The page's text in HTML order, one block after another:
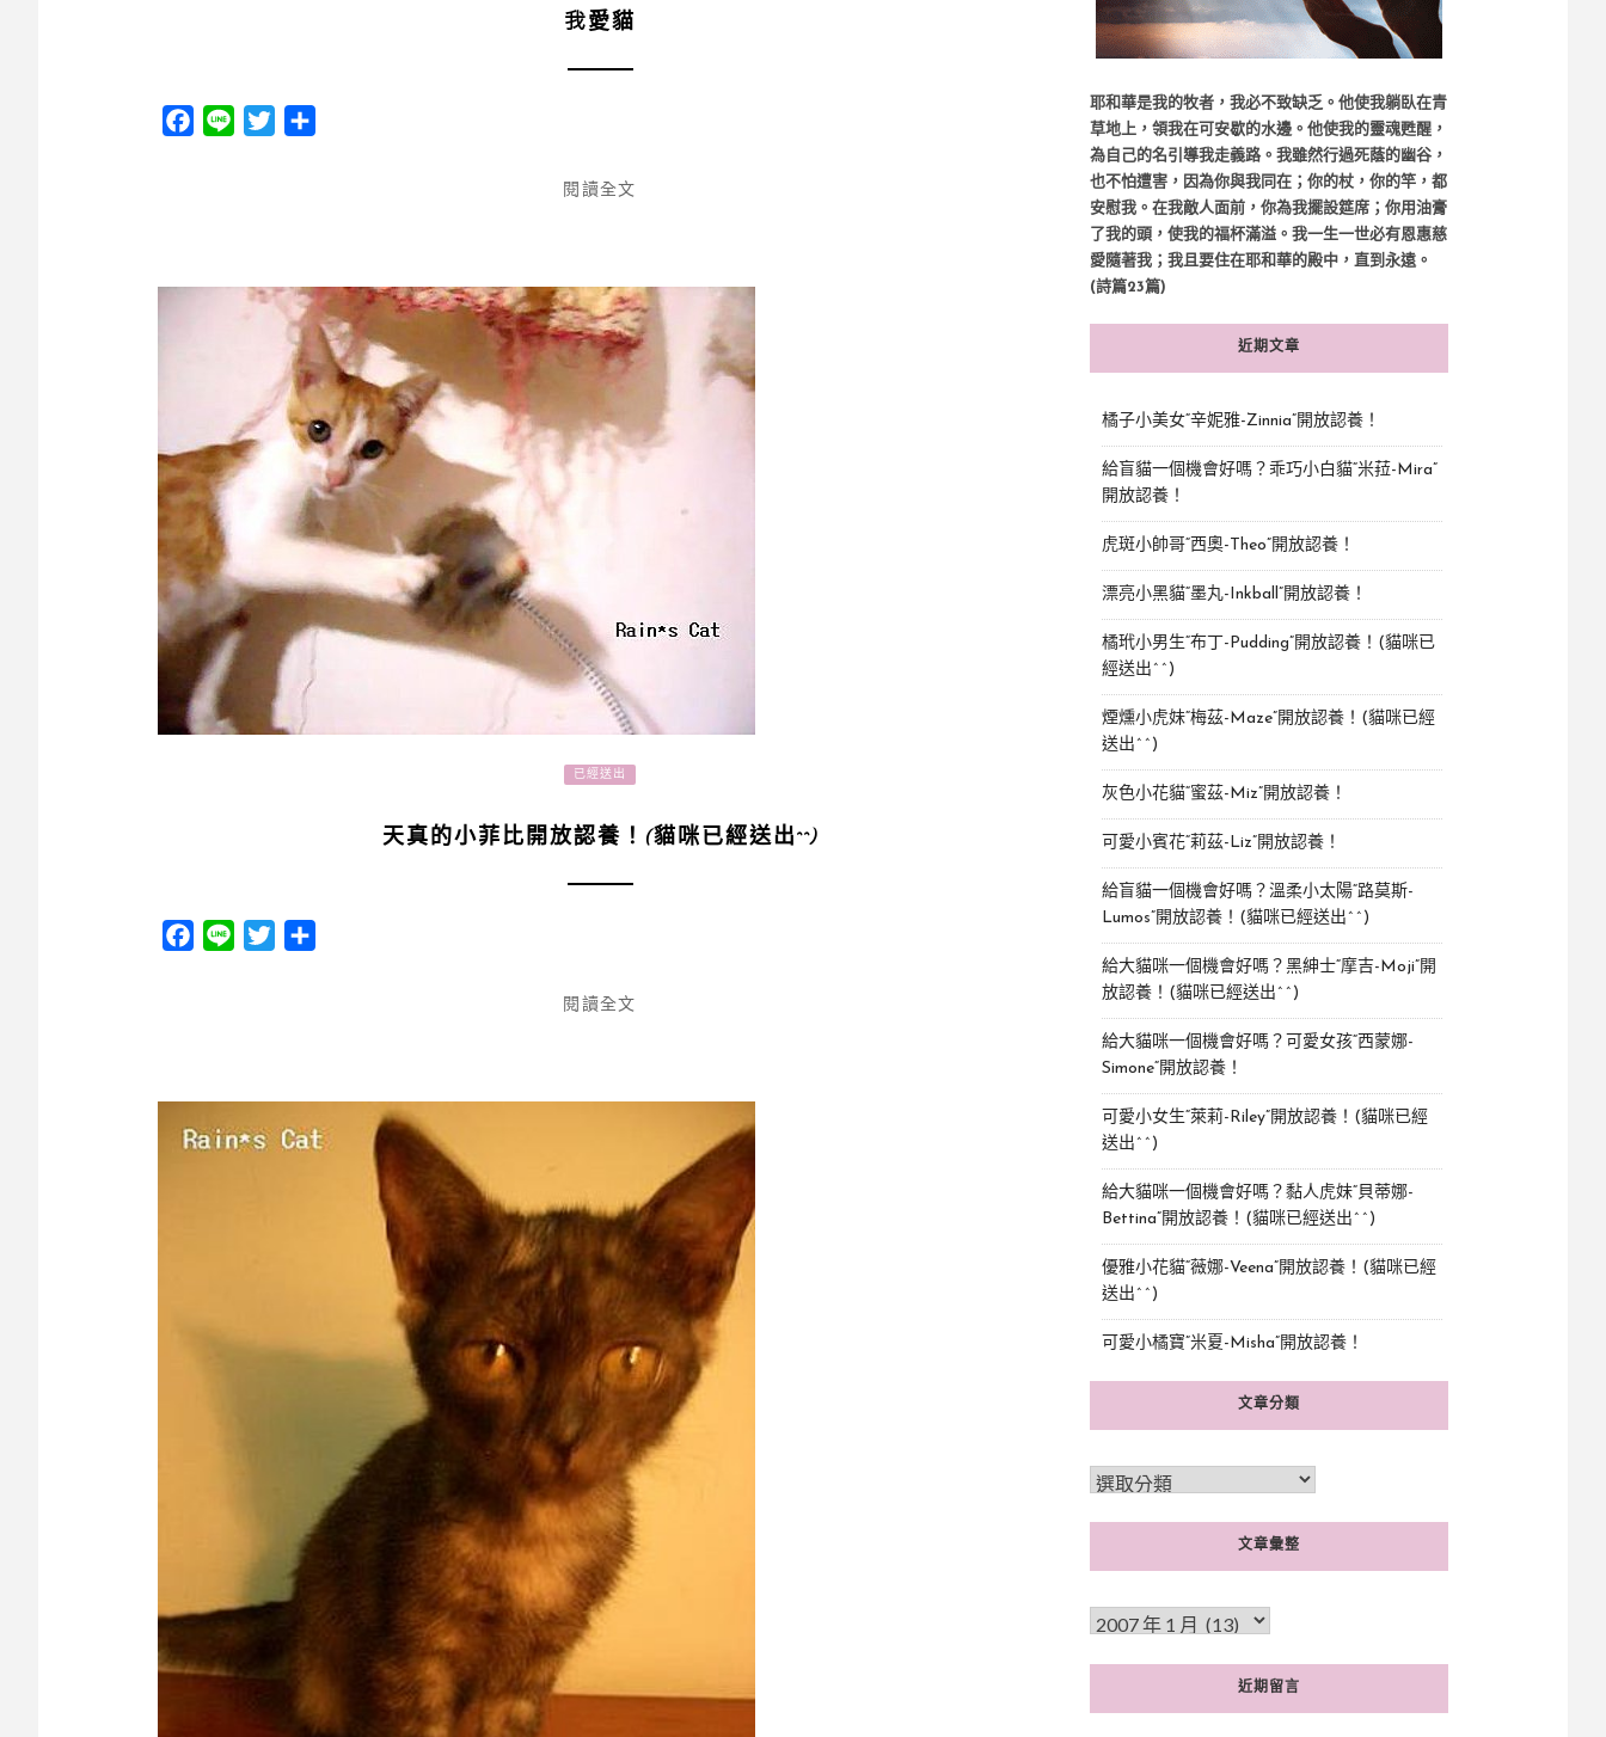
我愛貓
Facebook
Line Twitter
閱讀全文
已經送出
天真的小菲比開放認養！(貓咪已經送出^^)
Facebook
Line Twitter
閱讀全文
耶和華是我的牧者，我必不致缺乏。他使我躺臥在青
草地上，領我在可安歇的水邊。他使我的靈魂甦醒，
為自己的名引導我走義路。我雖然行過死蔭的幽谷，
也不怕遭害，因為你與我同在；你的杖，你的竿，都
安慰我。在我敵人面前，你為我擺設筵席；你用油膏
了我的頭，使我的福杯滿溢。我一生一世必有恩惠慈
愛隨著我；我且要住在耶和華的殿中，直到永遠。
(詩篇23篇)
近期文章
橘子小美女“辛妮雅-Zinnia”開放認養！
給盲貓一個機會好嗎？乖巧小白貓“米菈-Mira”
開放認養！
虎斑小帥哥“西奧-Theo”開放認養！
漂亮小黑貓“墨丸-Inkball”開放認養！
橘玳小男生“布丁-Pudding”開放認養！(貓咪已
經送出^^)
煙燻小虎妹“梅茲-Maze”開放認養！(貓咪已經
送出^^)
灰色小花貓“蜜茲-Miz”開放認養！
可愛小賓花“莉茲-Liz”開放認養！
給盲貓一個機會好嗎？溫柔小太陽“路莫斯-
Lumos”開放認養！(貓咪已經送出^^)
給大貓咪一個機會好嗎？黑紳士“摩吉-Moji”開
放認養！(貓咪已經送出^^)
給大貓咪一個機會好嗎？可愛女孩“西蒙娜-
Simone“開放認養！
可愛小女生“萊莉-Riley”開放認養！(貓咪已經
送出^^)
給大貓咪一個機會好嗎？黏人虎妹“貝蒂娜-
Bettina”開放認養！(貓咪已經送出^^)
優雅小花貓“薇娜-Veena”開放認養！(貓咪已經
送出^^)
可愛小橘寶”米夏-Misha”開放認養！
文章分類
文章彙整
近期留言